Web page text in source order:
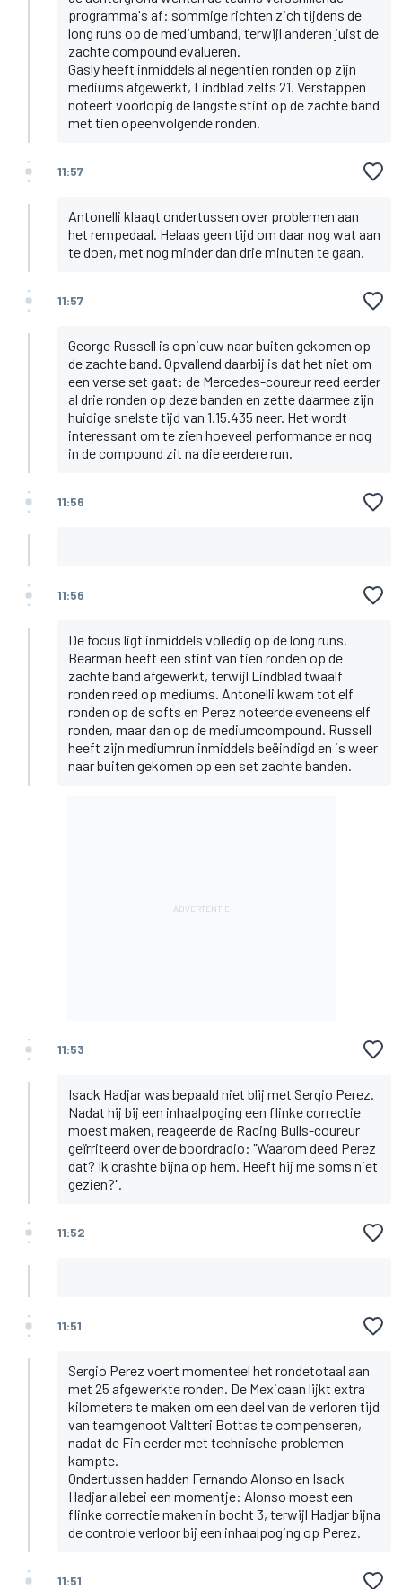
programma's af: sommige richten zich tijdens de
long runs op de mediumband, terwijl anderen juist de
zachte compound evalueren.
Gasly heeft inmiddels al negentien ronden op zijn
mediums afgewerkt, Lindblad zelfs 21. Verstappen
noteert voorlopig de langste stint op de zachte band
met tien opeenvolgende ronden.
11:57
Antonelli klaagt ondertussen over problemen aan
het rempedaal. Helaas geen tijd om daar nog wat aan
te doen, met nog minder dan drie minuten te gaan.
11:57
George Russell is opnieuw naar buiten gekomen op
de zachte band. Opvallend daarbij is dat het niet om
een verse set gaat: de Mercedes-coureur reed eerder
al drie ronden op deze banden en zette daarmee zijn
huidige snelste tijd van 1.15.435 neer. Het wordt
interessant om te zien hoeveel performance er nog
in de compound zit na die eerdere run.
11:56
11:56
De focus ligt inmiddels volledig op de long runs.
Bearman heeft een stint van tien ronden op de
zachte band afgewerkt, terwijl Lindblad twaalf
ronden reed op mediums. Antonelli kwam tot elf
ronden op de softs en Perez noteerde eveneens elf
ronden, maar dan op de mediumcompound. Russell
heeft zijn mediumrun inmiddels beëindigd en is weer
naar buiten gekomen op een set zachte banden.
11:53
Isack Hadjar was bepaald niet blij met Sergio Perez.
Nadat hij bij een inhaalpoging een flinke correctie
moest maken, reageerde de Racing Bulls-coureur
geïrriteerd over de boordradio: "Waarom deed Perez
dat? Ik crashte bijna op hem. Heeft hij me soms niet
gezien?".
11:52
11:51
Sergio Perez voert momenteel het rondetotaal aan
met 25 afgewerkte ronden. De Mexicaan lijkt extra
kilometers te maken om een deel van de verloren tijd
van teamgenoot Valtteri Bottas te compenseren,
nadat de Fin eerder met technische problemen
kampte.
Ondertussen hadden Fernando Alonso en Isack
Hadjar allebei een momentje: Alonso moest een
flinke correctie maken in bocht 3, terwijl Hadjar bijna
de controle verloor bij een inhaalpoging op Perez.
11:51